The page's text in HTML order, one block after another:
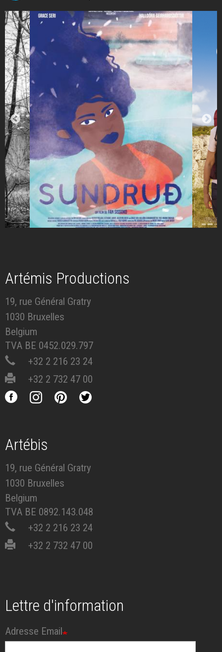
Artémis Productions
19, rue Général Gratry
1030 Bruxelles
Belgium
TVA BE 0452.029.797
+32 2 216 23 24
+32 2 732 47 00
Artébis
19, rue Général Gratry
1030 Bruxelles
Belgium
TVA BE 0892.143.048
+32 2 216 23 24
+32 2 732 47 00
Lettre d'information
Adresse Email